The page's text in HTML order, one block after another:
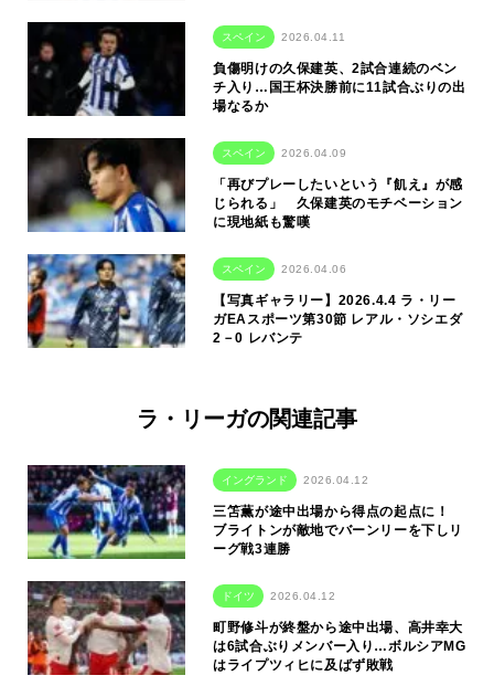
スペイン 2026.04.11
負傷明けの久保建英、2試合連続のベン
チ入り…国王杯決勝前に11試合ぶりの出
場なるか
スペイン 2026.04.09
「再びプレーしたいという『飢え』が感
じられる」 久保建英のモチベーション
に現地紙も驚嘆
スペイン 2026.04.06
【写真ギャラリー】2026.4.4 ラ・リー
ガEAスポーツ第30節 レアル・ソシエダ
2－0 レバンテ
ラ・リーガの関連記事
イングランド 2026.04.12
三笘薫が途中出場から得点の起点に！
ブライトンが敵地でバーンリーを下しリ
ーグ戦3連勝
ドイツ 2026.04.12
町野修斗が終盤から途中出場、高井幸大
は6試合ぶりメンバー入り…ボルシアMG
はライプツィヒに及ばず敗戦